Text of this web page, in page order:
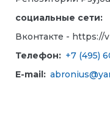
социальные сети:
Вконтакте - https://
Телефон: +7 (495)
E-mail: